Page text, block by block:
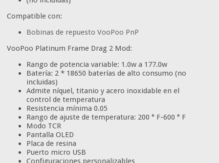
Compatible con:
Bobinas de repuesto VooPoo PnP
VooPoo Platinum Frame Drag 2 Mod:
Rango de potencia variable: 1.0w a 177.0w
Batería: 2 * 18650 baterías de alto consumo (no
incluidas)
Admite níquel, titanio y acero inoxidable en el
control de temperatura
Resistencia mínima 0.05
Rango de ajuste de temperatura: 200 ° F-600 ° F
Modo TCR
Pantalla OLED
Placa de resina
Puerto micro USB
Configuraciones personalizables